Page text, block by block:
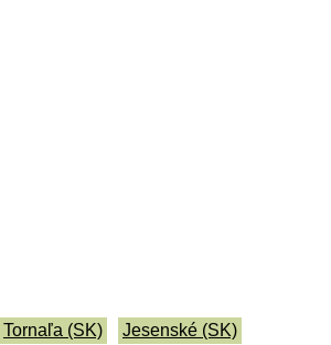
Tornaľa (SK)
Jesenské (SK)